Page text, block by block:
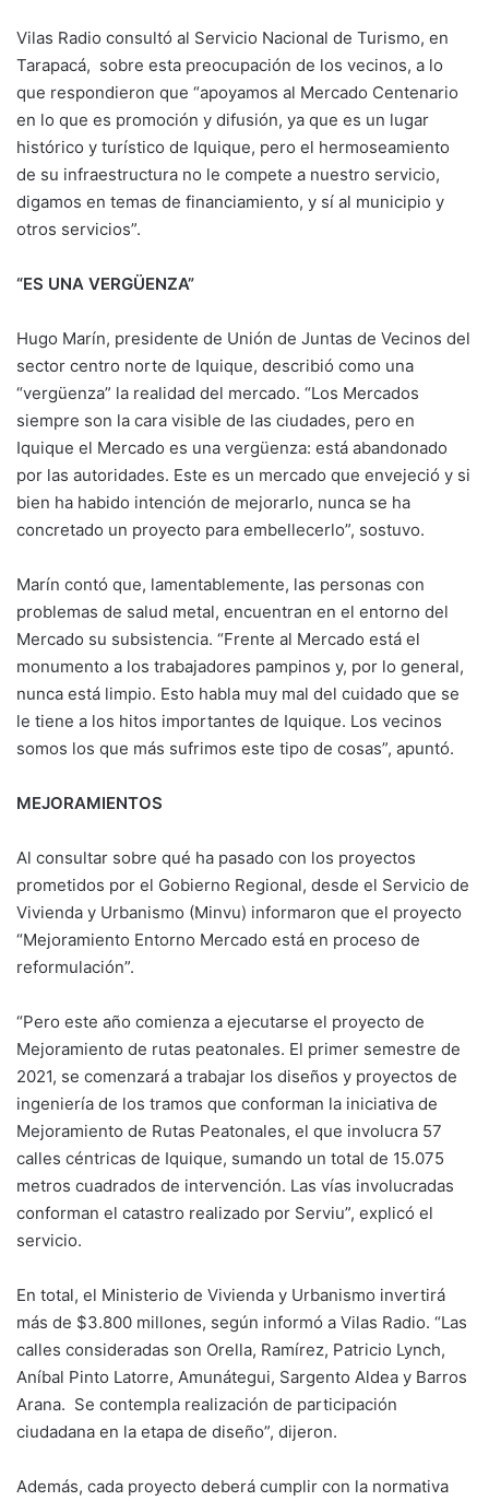
Vilas Radio consultó al Servicio Nacional de Turismo, en
Tarapacá, sobre esta preocupación de los vecinos, a lo
que respondieron que “apoyamos al Mercado Centenario
en lo que es promoción y difusión, ya que es un lugar
histórico y turístico de Iquique, pero el hermoseamiento
de su infraestructura no le compete a nuestro servicio,
digamos en temas de financiamiento, y sí al municipio y
otros servicios”.
“ES UNA VERGÜENZA”
Hugo Marín, presidente de Unión de Juntas de Vecinos del
sector centro norte de Iquique, describió como una
“vergüenza” la realidad del mercado. “Los Mercados
siempre son la cara visible de las ciudades, pero en
Iquique el Mercado es una vergüenza: está abandonado
por las autoridades. Este es un mercado que envejeció y si
bien ha habido intención de mejorarlo, nunca se ha
concretado un proyecto para embellecerlo”, sostuvo.
Marín contó que, lamentablemente, las personas con
problemas de salud metal, encuentran en el entorno del
Mercado su subsistencia. “Frente al Mercado está el
monumento a los trabajadores pampinos y, por lo general,
nunca está limpio. Esto habla muy mal del cuidado que se
le tiene a los hitos importantes de Iquique. Los vecinos
somos los que más sufrimos este tipo de cosas”, apuntó.
MEJORAMIENTOS
Al consultar sobre qué ha pasado con los proyectos
prometidos por el Gobierno Regional, desde el Servicio de
Vivienda y Urbanismo (Minvu) informaron que el proyecto
“Mejoramiento Entorno Mercado está en proceso de
reformulación”.
“Pero este año comienza a ejecutarse el proyecto de
Mejoramiento de rutas peatonales. El primer semestre de
2021, se comenzará a trabajar los diseños y proyectos de
ingeniería de los tramos que conforman la iniciativa de
Mejoramiento de Rutas Peatonales, el que involucra 57
calles céntricas de Iquique, sumando un total de 15.075
metros cuadrados de intervención. Las vías involucradas
conforman el catastro realizado por Serviu”, explicó el
servicio.
En total, el Ministerio de Vivienda y Urbanismo invertirá
más de $3.800 millones, según informó a Vilas Radio. “Las
calles consideradas son Orella, Ramírez, Patricio Lynch,
Aníbal Pinto Latorre, Amunátegui, Sargento Aldea y Barros
Arana. Se contempla realización de participación
ciudadana en la etapa de diseño”, dijeron.
Además, cada proyecto deberá cumplir con la normativa